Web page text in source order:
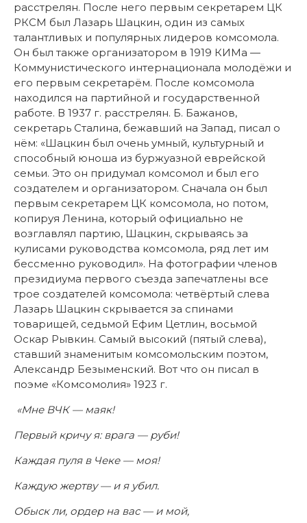
расстрелян. После него первым секретарем ЦК
РКСМ был Лазарь Шацкин, один из самых
талантливых и популярных лидеров комсомола.
Он был также организатором в 1919 КИМа —
Коммунистического интернационала молодёжи и
его первым секретарём. После комсомола
находился на партийной и государственной
работе. В 1937 г. расстрелян. Б. Бажанов,
секретарь Сталина, бежавший на Запад, писал о
нём: «Шацкин был очень умный, культурный и
способный юноша из буржуазной еврейской
семьи. Это он придумал комсомол и был его
создателем и организатором. Сначала он был
первым секретарем ЦК комсомола, но потом,
копируя Ленина, который официально не
возглавлял партию, Шацкин, скрываясь за
кулисами руководства комсомола, ряд лет им
бессменно руководил». На фотографии членов
президиума первого съезда запечатлены все
трое создателей комсомола: четвёртый слева
Лазарь Шацкин скрывается за спинами
товарищей, седьмой Ефим Цетлин, восьмой
Оскар Рывкин. Самый высокий (пятый слева),
ставший знаменитым комсомольским поэтом,
Александр Безыменский. Вот что он писал в
поэме «Комсомолия» 1923 г.
«Мне ВЧК — маяк!
Первый кричу я: врага — руби!
Каждая пуля в Чеке — моя!
Каждую жертву — и я убил.
Обыск ли, ордер на вас — и мой,